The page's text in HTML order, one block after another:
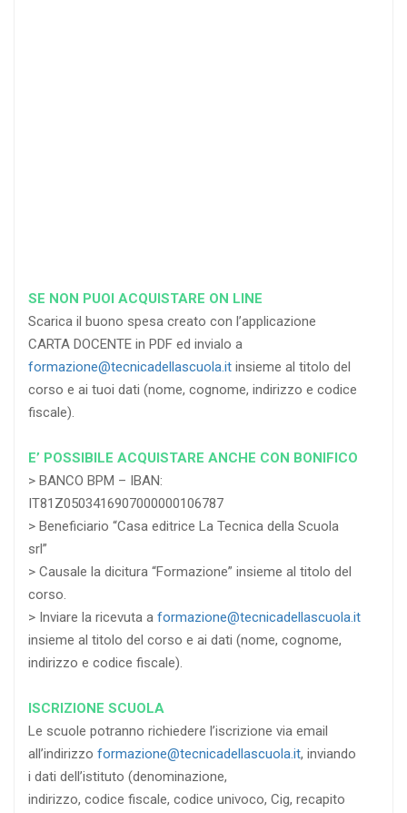
SE NON PUOI ACQUISTARE ON LINE
Scarica il buono spesa creato con l’applicazione
CARTA DOCENTE in PDF ed invialo a
formazione@tecnicadellascuola.it insieme al titolo del
corso e ai tuoi dati (nome, cognome, indirizzo e codice
fiscale).
E’ POSSIBILE ACQUISTARE ANCHE CON BONIFICO
> BANCO BPM – IBAN:
IT81Z0503416907000000106787
> Beneficiario “Casa editrice La Tecnica della Scuola
srl”
> Causale la dicitura “Formazione” insieme al titolo del
corso.
> Inviare la ricevuta a formazione@tecnicadellascuola.it
insieme al titolo del corso e ai dati (nome, cognome,
indirizzo e codice fiscale).
ISCRIZIONE SCUOLA
Le scuole potranno richiedere l’iscrizione via email
all’indirizzo formazione@tecnicadellascuola.it, inviando
i dati dell’istituto (denominazione,
indirizzo, codice fiscale, codice univoco, Cig, recapito